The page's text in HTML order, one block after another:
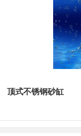
顶式不锈钢砂缸